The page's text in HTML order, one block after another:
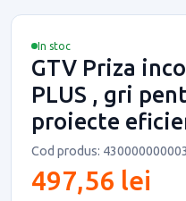
In stoc
GTV Priza
PLUS , gri
proiecte
Cod produs:
497,56 lei